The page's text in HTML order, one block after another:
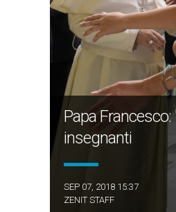
Papa
insegnanti
SEP 07, 2018 15:37
ZENIT STAFF